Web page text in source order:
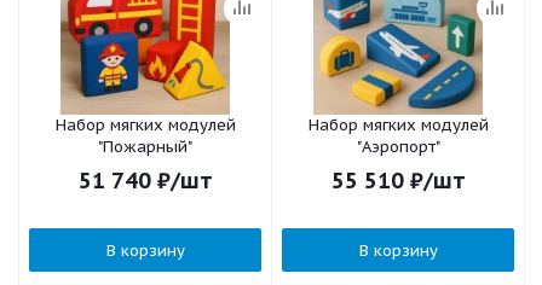
Набор мягких модулей
"Пожарный"
51 740₽/шт
В корзину
Набор мягких модулей
"Аэропорт"
55 510₽/шт
В корзину